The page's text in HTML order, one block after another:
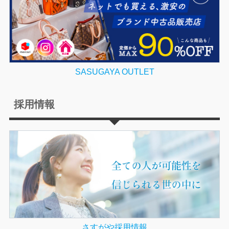
SASUGAYA OUTLET
採用情報
さすがや採用情報